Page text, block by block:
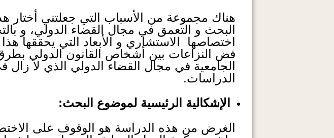
هناك مجموعة من الأسباب التي جعلتني
البحث و التعمق في مجال القضاء الدولي، و
اختصاصها الاستشاري و الأبعاد التي يحققها
فض النزاعات بين أشخاص القانون الدولي
الجامعية في مجال القضاء الدولي الذي لا
الدراسات.
الإشكالية الرئيسية لموضوع البحث:
الغرض من هذه الدراسة هو الوقوف على